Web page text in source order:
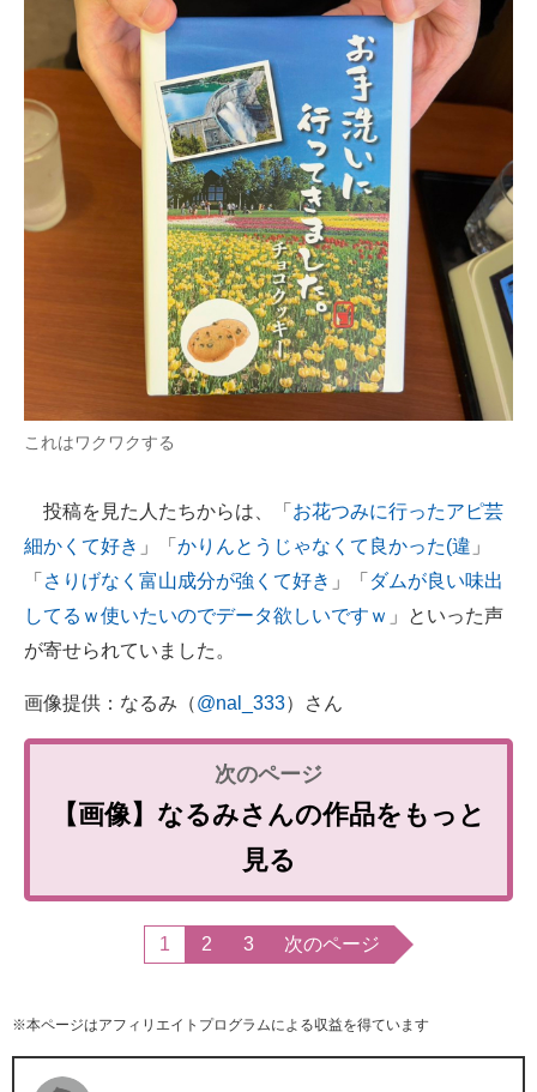
これはワクワクする
投稿を見た人たちからは、「 お花つみに行ったアピ芸
細かくて好き 」「 かりんとうじゃなくて良かった(違 」
「 さりげなく富山成分が強くて好き 」「 ダムが良い味出
してるｗ使いたいのでデータ欲しいですｗ 」といった声
が寄せられていました。
画像提供：なるみ（@nal_333）さん
【画像】なるみさんの作品をもっと
見る
1 2 3 次のページ
※本ページはアフィリエイトプログラムによる収益を得ています